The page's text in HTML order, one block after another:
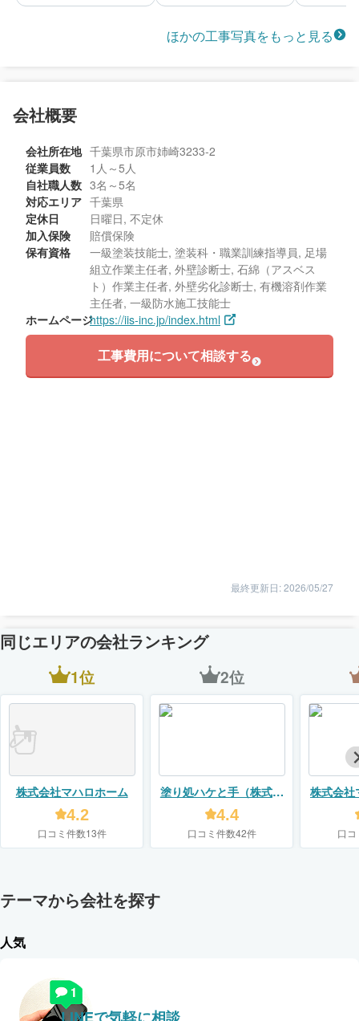
ほかの工事写真をもっと見る
会社概要
会社所在地 千葉県市原市姉崎3233-2
従業員数
1人～5人
自社職人数 3名～5名
対応エリア 千葉県
定休日
日曜日, 不定休
加入保険
賠償保険
保有資格
一級塗装技能士, 塗装科・職業訓練指導員, 足場
組立作業主任者, 外壁診断士, 石綿（アスベス
ト）作業主任者, 外壁劣化診断士, 有機溶剤作業
主任者, 一級防水施工技能士
ホームページhttps://iis-inc.jp/index.html
工事費用について相談する
最終更新日: 2026/05/27
同じエリアの会社ランキング
1位
株式会社マハロホーム
4.2
口コミ件数13件
2位
塗り処ハケと手（株式会
社ユーモア）
4.4
口コミ件数42件
株式会社
口
テーマから会社を探す
人気
LINEで気軽に相談